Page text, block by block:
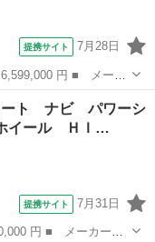
提携サイト 7月28日
ト ■ グレード
ナビ ＴＳＳ 黒革シ
ート ナビ パワーシ
イール ＨＩ…
提携サイト 7月31日